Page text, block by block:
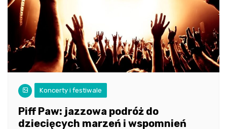
Koncerty i festiwale
Piff Paw: jazzowa podróż do
dziecięcych marzeń i wspomnień